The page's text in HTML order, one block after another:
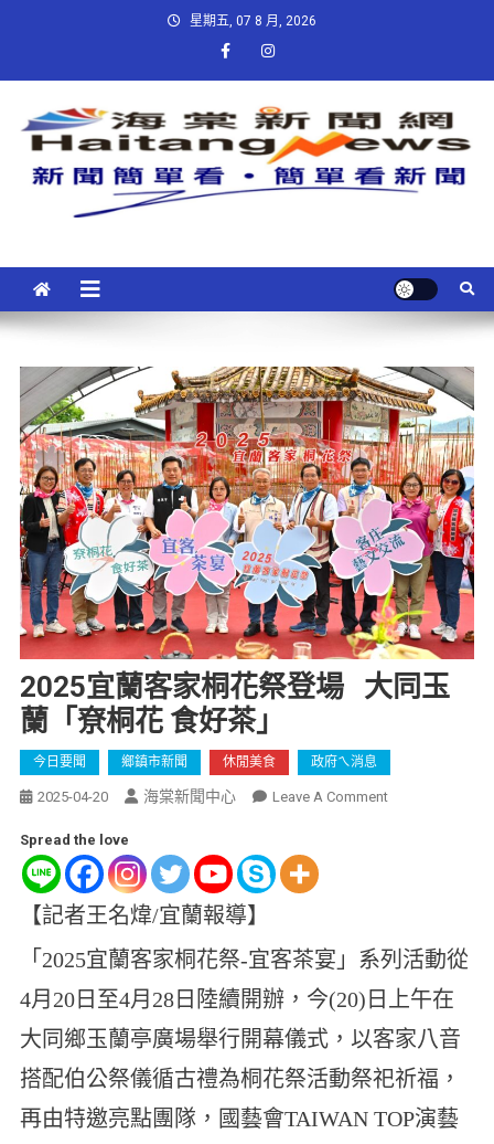
星期五, 07 8 月, 2026
2025宜蘭客家桐花祭登場 大同玉
蘭「尞桐花 食好茶」
今日要聞 鄉鎮市新聞 休閒美食 政府ㄟ消息
2025-04-20 海棠新聞中心 Leave A Comment
Spread the love
【記者王名煒/宜蘭報導】
「2025宜蘭客家桐花祭-宜客茶宴」系列活動從
4月20日至4月28日陸續開辦，今(20)日上午在
大同鄉玉蘭亭廣場舉行開幕儀式，以客家八音
搭配伯公祭儀循古禮為桐花祭活動祭祀祈福，
再由特邀亮點團隊，國藝會TAIWAN TOP演藝